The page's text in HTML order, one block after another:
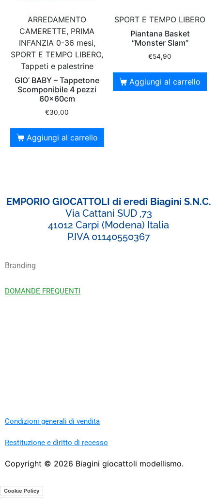
ARREDAMENTO
CAMERETTE, PRIMA
INFANZIA 0-36 mesi,
SPORT E TEMPO LIBERO,
Tappeti e palestrine
GIO’ BABY – Tappetone
Scomponibile 4 pezzi
60x60cm
€30,00
Aggiungi al carrello
SPORT E TEMPO LIBERO
Piantana Basket
“Monster Slam”
€54,90
Aggiungi al carrello
EMPORIO GIOCATTOLI di eredi Biagini S.N.C.
Via Cattani SUD ,73
41012 Carpi (Modena) Italia
P.IVA 01140550367
Branding
DOMANDE FREQUENTI
Condizioni generali di vendita
Restituzione e diritto di recesso
Copyright © 2026 Biagini giocattoli modellismo.
Cookie Policy